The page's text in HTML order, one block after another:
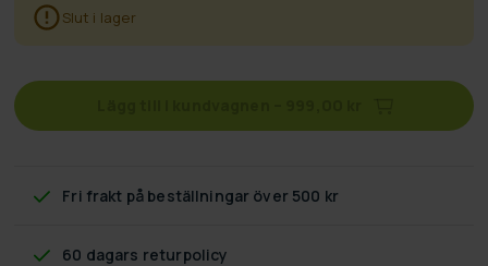
Slut i lager
Fri frakt på beställningar över 500 kr
60 dagars returpolicy